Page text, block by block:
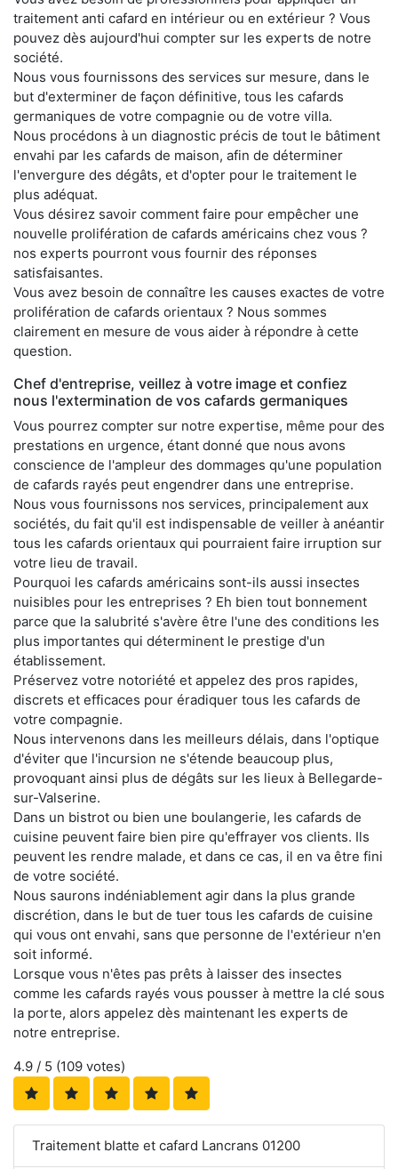
traitement anti cafard en intérieur ou en extérieur ? Vous
pouvez dès aujourd'hui compter sur les experts de notre
société.
Nous vous fournissons des services sur mesure, dans le
but d'exterminer de façon définitive, tous les cafards
germaniques de votre compagnie ou de votre villa.
Nous procédons à un diagnostic précis de tout le bâtiment
envahi par les cafards de maison, afin de déterminer
l'envergure des dégâts, et d'opter pour le traitement le
plus adéquat.
Vous désirez savoir comment faire pour empêcher une
nouvelle prolifération de cafards américains chez vous ?
nos experts pourront vous fournir des réponses
satisfaisantes.
Vous avez besoin de connaître les causes exactes de votre
prolifération de cafards orientaux ? Nous sommes
clairement en mesure de vous aider à répondre à cette
question.
Chef d'entreprise, veillez à votre image et confiez
nous l'extermination de vos cafards germaniques
Vous pourrez compter sur notre expertise, même pour des
prestations en urgence, étant donné que nous avons
conscience de l'ampleur des dommages qu'une population
de cafards rayés peut engendrer dans une entreprise.
Nous vous fournissons nos services, principalement aux
sociétés, du fait qu'il est indispensable de veiller à anéantir
tous les cafards orientaux qui pourraient faire irruption sur
votre lieu de travail.
Pourquoi les cafards américains sont-ils aussi insectes
nuisibles pour les entreprises ? Eh bien tout bonnement
parce que la salubrité s'avère être l'une des conditions les
plus importantes qui déterminent le prestige d'un
établissement.
Préservez votre notoriété et appelez des pros rapides,
discrets et efficaces pour éradiquer tous les cafards de
votre compagnie.
Nous intervenons dans les meilleurs délais, dans l'optique
d'éviter que l'incursion ne s'étende beaucoup plus,
provoquant ainsi plus de dégâts sur les lieux à Bellegarde-
sur-Valserine.
Dans un bistrot ou bien une boulangerie, les cafards de
cuisine peuvent faire bien pire qu'effrayer vos clients. Ils
peuvent les rendre malade, et dans ce cas, il en va être fini
de votre société.
Nous saurons indéniablement agir dans la plus grande
discrétion, dans le but de tuer tous les cafards de cuisine
qui vous ont envahi, sans que personne de l'extérieur n'en
soit informé.
Lorsque vous n'êtes pas prêts à laisser des insectes
comme les cafards rayés vous pousser à mettre la clé sous
la porte, alors appelez dès maintenant les experts de
notre entreprise.
4.9 / 5 (109 votes)
Traitement blatte et cafard Lancrans 01200